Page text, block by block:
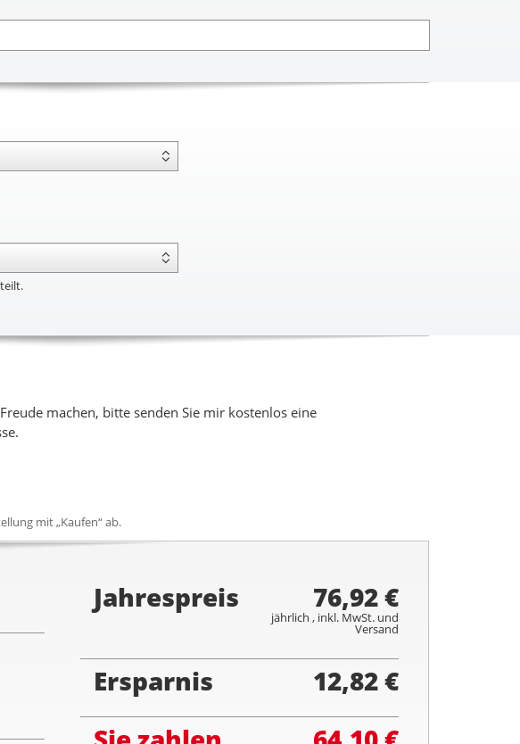
machen, bitte senden Sie mir kostenlos eine
mit „Kaufen“ ab.
Jahrespreis 76,92 €
jährlich , inkl. MwSt. und
Versand
Ersparnis
12,82 €